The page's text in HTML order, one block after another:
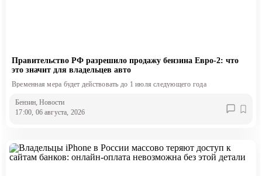
Правительство РФ разрешило продажу бензина Евро-2: что
это значит для владельцев авто
Временная мера будет действовать до 1 июля следующего года
Бензин, Новости
17:00, 06 августа, 2026